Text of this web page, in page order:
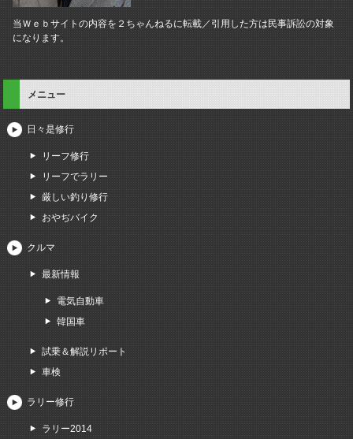
当Ｗｅｂサイトの内容を２ちゃんねるに転載／引用した方は民事訴訟の対象
になります。
メニュー
日々是修行
リーフ修行
リーフでラリー
厳しい釣り修行
おやぢバイク
クルマ
最新情報
電気自動車
韓国車
試乗＆解説リポート
車検
ラリー修行
ラリー2014